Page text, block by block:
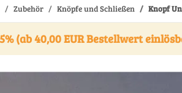
Zubehör Knöpfe und Schließen Knopf
(ab 40,00 EUR Bestellwert